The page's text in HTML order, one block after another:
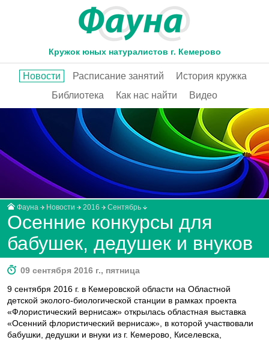
Кружок юных натуралистов г. Кемерово
Новости Расписание занятий
История кружка
Библиотека
Как нас найти Видео
Фауна Новости 2016 Сентябрь
Осенние конкурсы для
бабушек, дедушек и внуков
09 сентября 2016 г., пятница
9 сентября 2016 г. в Кемеровской области на Областной
детской эколого-биологической станции в рамках проекта
«Флористический вернисаж» открылась областная выставка
«Осенний флористический вернисаж», в которой участвовали
бабушки, дедушки и внуки из г. Кемерово, Киселевска,